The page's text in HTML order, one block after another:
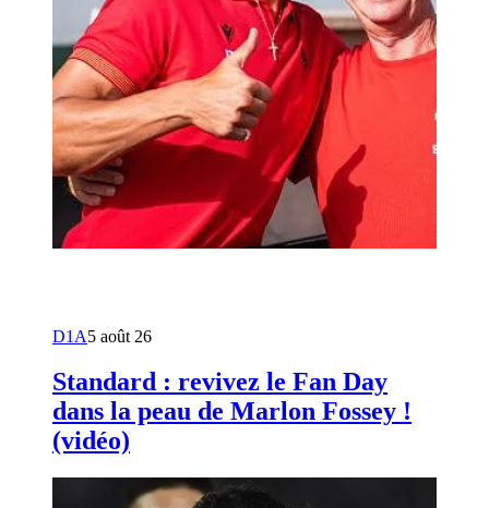
D1A5 août 26
Standard : revivez le Fan Day
dans la peau de Marlon Fossey !
(vidéo)